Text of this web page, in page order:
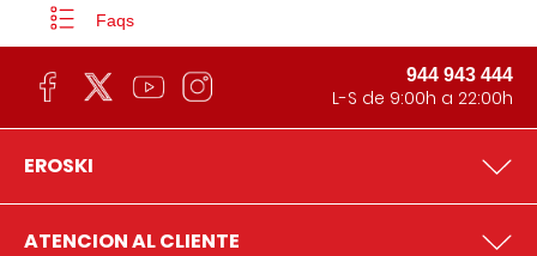
Faqs
944 943 444
L-S de 9:00h a 22:00h
EROSKI
ATENCION AL CLIENTE